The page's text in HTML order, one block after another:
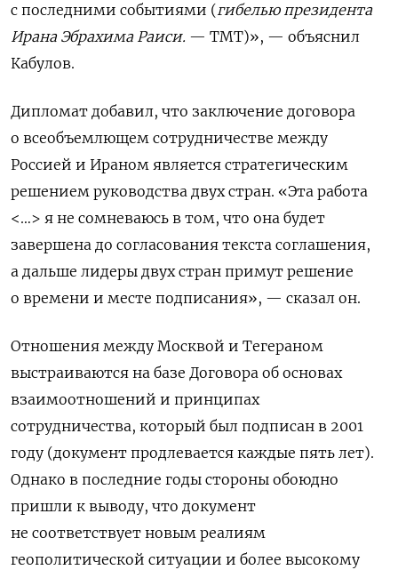
с последними событиями (гибелью президента
ИранаЭбрахима Раиси. — ТМТ)», — объяснил
Кабулов.
Дипломат добавил, что заключение договора
о всеобъемлющем сотрудничестве между
Россией и Ираном является стратегическим
решением руководства двух стран. «Эта работа
<…> я не сомневаюсь в том, что она будет
завершена до согласования текста соглашения,
а дальше лидеры двух стран примут решение
о времени и месте подписания», — сказал он.
Отношения между Москвой и Тегераном
выстраиваются на базе Договора об основах
взаимоотношений и принципах
сотрудничества, который был подписан в 2001
году (документ продлевается каждые пять лет).
Однако в последние годы стороны обоюдно
пришли к выводу, что документ
не соответствует новым реалиям
геополитической ситуации и более высокому